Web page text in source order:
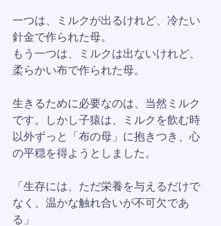
一つは、ミルクが出るけれど、冷たい
針金で作られた母。
もう一つは、ミルクは出ないけれど、
柔らかい布で作られた母。
生きるために必要なのは、当然ミルク
です。しかし子猿は、ミルクを飲む時
以外ずっと「布の母」に抱きつき、心
の平穏を得ようとしました。
「生存には、ただ栄養を与えるだけで
なく、温かな触れ合いが不可欠であ
る」